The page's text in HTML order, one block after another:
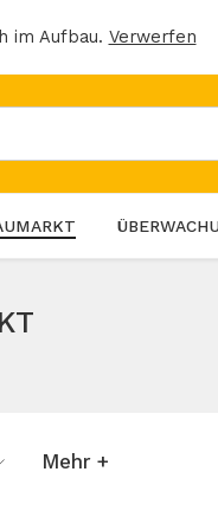
im Aufbau. Verwerfen
Mehr +